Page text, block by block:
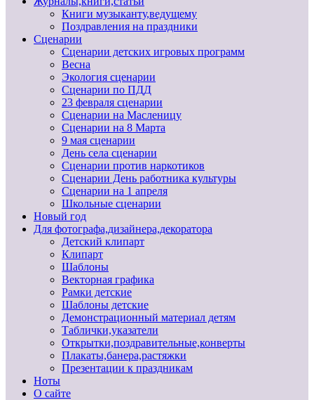
Книги музыканту,ведущему
Поздравления на праздники
Сценарии
Сценарии детских игровых программ
Весна
Экология сценарии
Сценарии по ПДД
23 февраля сценарии
Сценарии на Масленицу
Сценарии на 8 Марта
9 мая сценарии
День села сценарии
Сценарии против наркотиков
Сценарии День работника культуры
Сценарии на 1 апреля
Школьные сценарии
Новый год
Для фотографа,дизайнера,декоратора
Детский клипарт
Клипарт
Шаблоны
Векторная графика
Рамки детские
Шаблоны детские
Демонстрационный материал детям
Таблички,указатели
Открытки,поздравительные,конверты
Плакаты,банера,растяжки
Презентации к праздникам
Ноты
О сайте